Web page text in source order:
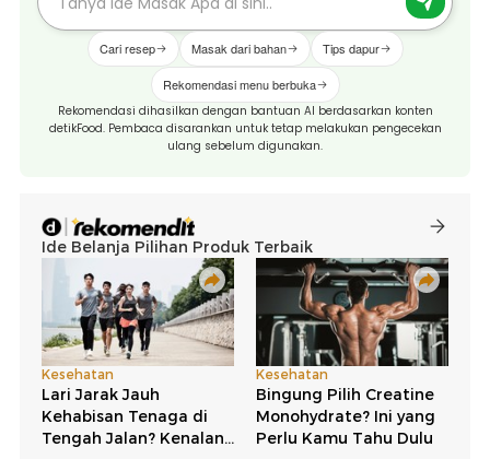
Cari resep Masak dari bahan Tips dapur
Rekomendasi menu berbuka
Rekomendasi dihasilkan dengan bantuan AI berdasarkan konten
detikFood. Pembaca disarankan untuk tetap melakukan pengecekan
ulang sebelum digunakan.